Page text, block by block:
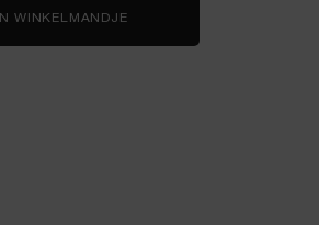
IN WINKELMANDJE